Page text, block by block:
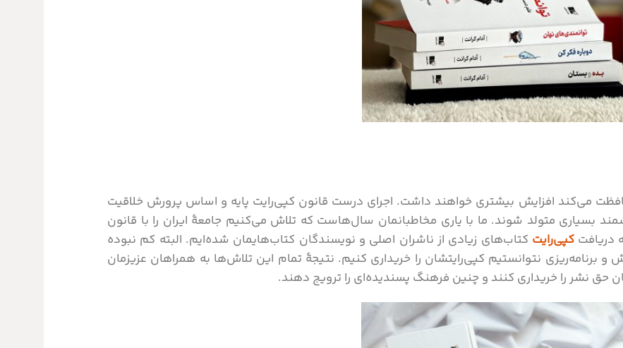
می‌کند افزایش بیشتری خواهند داشت. اجرای درست قانون کپی‌رایت پایه و اساس پرورش خلاقیت
بسیاری متولد شوند. ما با یاری مخاطبانمان سال‌هاست که تلاش می‌کنیم جامعۀ ایران را با قانون
دریافتکپی‌رایت کتاب‌های زیادی از ناشران اصلی و نویسندگان کتاب‌هایمان شده‌ایم. البته کم نبوده
و برنامه‌ریزی نتوانستیم کپی‌رایتشان را خریداری کنیم. نتیجۀ تمام این تلاش‌ها به همراهان عزیزمان
نشر را خریداری کنند و چنین فرهنگ پسندیده‌ای را ترویج دهند.